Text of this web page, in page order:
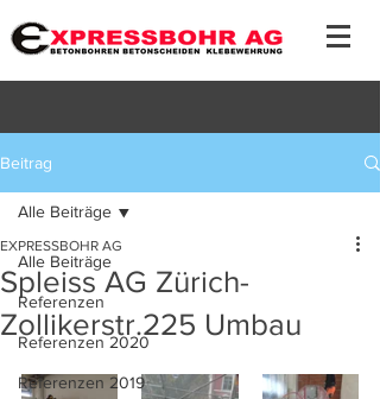
Beitrag
Alle Beiträge
Referenzen
Referenzen 2020
Referenzen 2019
Alle Beiträge
Spleiss AG Zürich-
Zollikerstr.225 Umbau
EXPRESSBOHR AG